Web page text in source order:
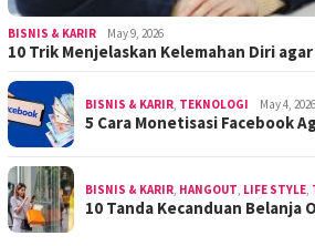
BISNIS & KARIR May 9, 2026
10 Trik Menjelaskan Kelemahan Diri
BISNIS & KARIR, TEKNOLOGI May 4, 2026
5 Cara Monetisasi Facebook
BISNIS & KARIR, HANGOUT, LIFE STYLE,
10 Tanda Kecanduan Belanja